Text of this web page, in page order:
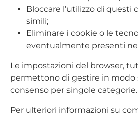
Bloccare l’utilizzo di questi
simili;
Eliminare i cookie o le
eventualmente presenti
Le impostazioni del browser,
permettono di gestire in modo
consenso per singole categorie.
Per ulteriori informazioni su